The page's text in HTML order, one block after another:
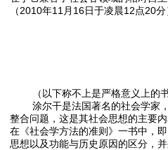
（2010年11月16日于凌晨12点20分
（以下称不上是严格意义上的书
涂尔干是法国著名的社会学家，
整合问题，这是其社会思想的主要
在《社会学方法的准则》一书中，
思想以及功能与历史原因的区分，